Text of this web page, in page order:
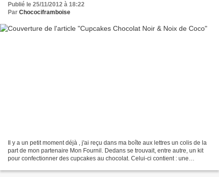
Publié le 25/11/2012 à 18:22
Par Chocociframboise
Il y a un petit moment déjà , j'ai reçu dans ma boîte aux lettres un colis de la
part de mon partenaire Mon Fournil. Dedans se trouvait, entre autre, un kit
pour confectionner des cupcakes au chocolat. Celui-ci contient : une